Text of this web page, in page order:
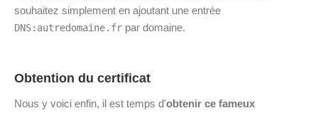
souhaitez simplement en ajoutant une entrée
DNS:autredomaine.fr par domaine.
Obtention du certificat
Nous y voici enfin, il est temps d'obtenir ce fameux